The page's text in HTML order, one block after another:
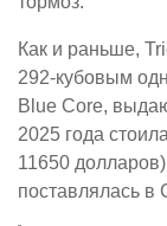
Как и раньше,
292-кубовым
Blue Core,
2025 года
11650
поставлялась